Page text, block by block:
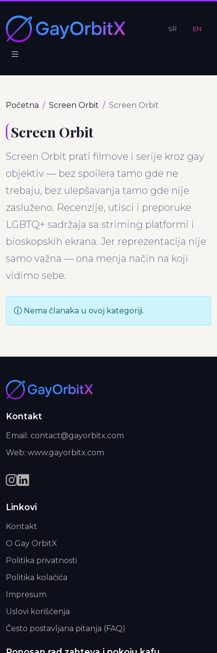
SR EN
Početna Screen Orbit Screen Orbit
Screen Orbit
Screen Orbit prati filmove i serije kroz gay
objektiv — bez spoilera tamo gde ne
trebaju, bez ulepšavanja tamo gde nije
zasluženo. Recenzije, utisci i preporuke
LGBTQ+ sadržaja sa striming platformi i
bioskopskih ekrana. Jer reprezentacija nije
samo važna — ona menja način na koji
vidimo sebe.
Nema članaka u ovoj kategoriji.
Kontakt
Email: contact@gayorbitx.com
Web: www.gayorbitx.com
Linkovi
Kontakt
O Gay OrbitX
Politika privatnosti
Politika kolačića
Impresum
Uslovi korišćenja
Često postavljana pitanja (FAQ)